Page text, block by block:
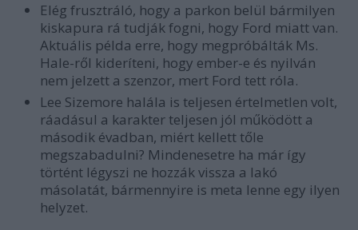
Elég frusztráló, hogy a parkon belül bármilyen
kiskapura rá tudják fogni, hogy Ford miatt van.
Aktuális példa erre, hogy megpróbálták Ms.
Hale-ről kideríteni, hogy ember-e és nyilván
nem jelzett a szenzor, mert Ford tett róla.
Lee Sizemore halála is teljesen értelmetlen volt,
ráadásul a karakter teljesen jól működött a
második évadban, miért kellett tőle
megszabadulni? Mindenesetre ha már így
történt légyszi ne hozzák vissza a lakó
másolatát, bármennyire is meta lenne egy ilyen
helyzet.